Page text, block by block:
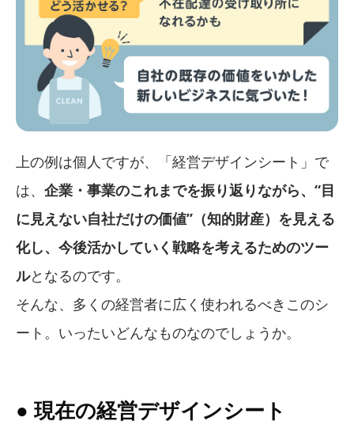
上の例は個人ですが、「経営デザインシート」で
は、 企業・事業のこれまでを振り返りながら、“目
に見えない自社だけの価値”（知的財産）を見える
化し、今後活かしていく戦略を考えるためのツー
ルとなるのです。
そんな、多くの経営者に広く使われるべきこのシ
ート。いったいどんなものなのでしょうか。
● 現在の経営デザインシート